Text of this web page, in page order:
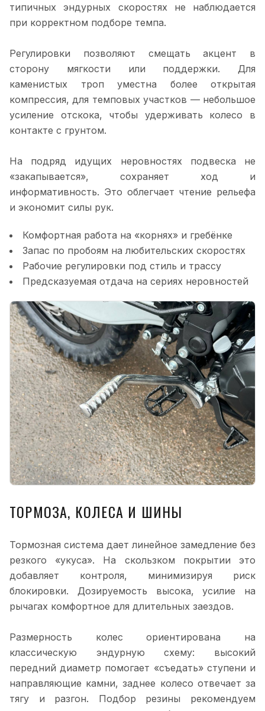
типичных эндурных скоростях не наблюдается
при корректном подборе темпа.
Регулировки позволяют смещать акцент в
сторону мягкости или поддержки. Для
каменистых троп уместна более открытая
компрессия, для темповых участков — небольшое
усиление отскока, чтобы удерживать колесо в
контакте с грунтом.
На подряд идущих неровностях подвеска не
«закапывается», сохраняет ход и
информативность. Это облегчает чтение рельефа
и экономит силы рук.
Комфортная работа на «корнях» и гребёнке
Запас по пробоям на любительских скоростях
Рабочие регулировки под стиль и трассу
Предсказуемая отдача на сериях неровностей
ТОРМОЗА, КОЛЕСА И ШИНЫ
Тормозная система дает линейное замедление без
резкого «укуса». На скользком покрытии это
добавляет контроля, минимизируя риск
блокировки. Дозируемость высока, усилие на
рычагах комфортное для длительных заездов.
Размерность колес ориентирована на
классическую эндурную схему: высокий
передний диаметр помогает «съедать» ступени и
направляющие камни, заднее колесо отвечает за
тягу и разгон. Подбор резины рекомендуем